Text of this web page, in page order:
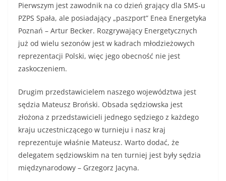
Pierwszym jest zawodnik na co dzień grający dla SMS-u
PZPS Spała, ale posiadający „paszport” Enea Energetyka
Poznań – Artur Becker. Rozgrywający Energetycznych
już od wielu sezonów jest w kadrach młodzieżowych
reprezentacji Polski, więc jego obecność nie jest
zaskoczeniem.
Drugim przedstawicielem naszego województwa jest
sędzia Mateusz Broński. Obsada sędziowska jest
złożona z przedstawicieli jednego sędziego z każdego
kraju uczestniczącego w turnieju i nasz kraj
reprezentuje właśnie Mateusz. Warto dodać, że
delegatem sędziowskim na ten turniej jest były sędzia
międzynarodowy – Grzegorz Jacyna.